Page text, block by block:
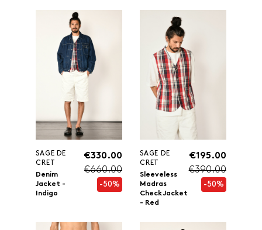
SAGE DE
CRET
Denim
Jacket -
Indigo
€330.00
€660.00
-50%
SAGE DE
CRET
Sleeveless
Madras
Check Jacket
- Red
€195.00
€390.00
-50%